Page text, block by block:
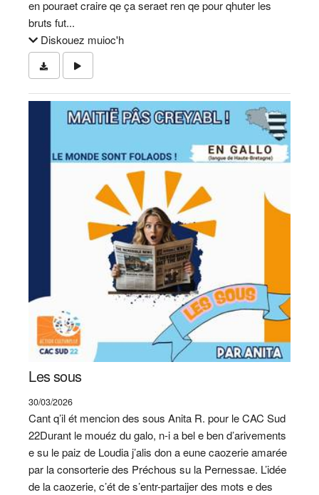
en pouraet craire qe ça seraet ren qe pour qhuter les
bruts fut...
Diskouez muioc'h
Les sous
30/03/2026
Cant q’il ét mencion des sous Anita R. pour le CAC Sud
22Durant le mouéz du galo, n-i a bel e ben d’arivements
e su le paiz de Loudia j’alis don a eune caozerie amarée
par la consorterie des Préchous su la Pernessae. L’idée
de la caozerie, c’ét de s’entr-partaijer des mots e des